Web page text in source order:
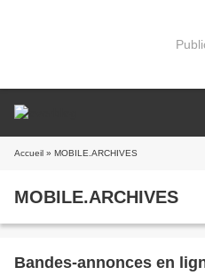
Accueil » MOBILE.ARCHIVES
MOBILE.ARCHIVES
Bandes-annonces en